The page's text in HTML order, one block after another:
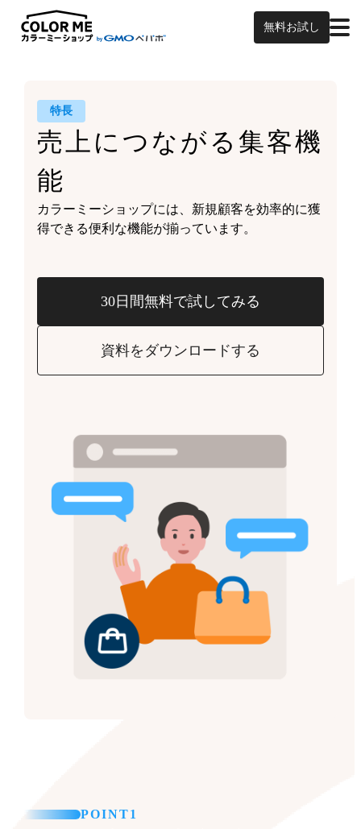
無料お試し
特長
売上につながる集客機
能
カラーミーショップには、 新規顧客を効率的に獲
得できる便利な機能が揃っています。
30日間無料で試してみる
資料をダウンロードする
POINT1